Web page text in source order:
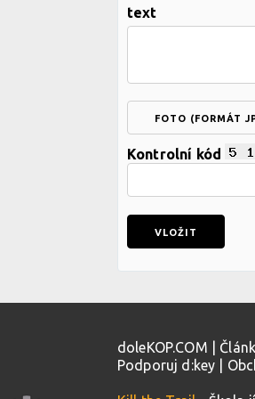
text
FOTO (FORMÁT
Kontrolní kód
doleKOP.COM
Podporuj d:key